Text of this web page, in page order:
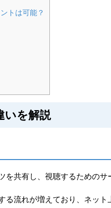
トは可能？
いを解説
共有し、視聴するためのサ
流れが増えており、ネット